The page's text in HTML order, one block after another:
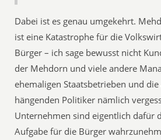
Dabei ist es genau umgekehrt.
ist eine Katastrophe für die
Bürger – ich sage bewusst nicht
der Mehdorn und viele andere
ehemaligen Staatsbetrieben und
hängenden Politiker nämlich
Unternehmen sind eigentlich dafür
Aufgabe für die Bürger